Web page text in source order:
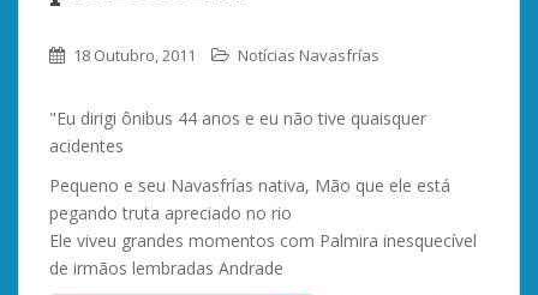
18 Outubro, 2011 Notícias Navasfrías
"Eu dirigi ônibus 44 anos e eu não tive quaisquer
acidentes
Pequeno e seu Navasfrías nativa, Mão que ele está
pegando truta apreciado no rio
Ele viveu grandes momentos com Palmira inesquecível
de irmãos lembradas Andrade